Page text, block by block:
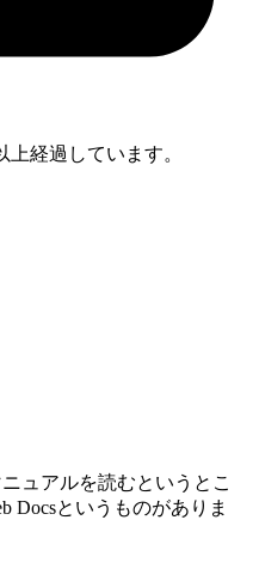
上経過しています。
ュアルを読むというとこ
Docsというものがありま